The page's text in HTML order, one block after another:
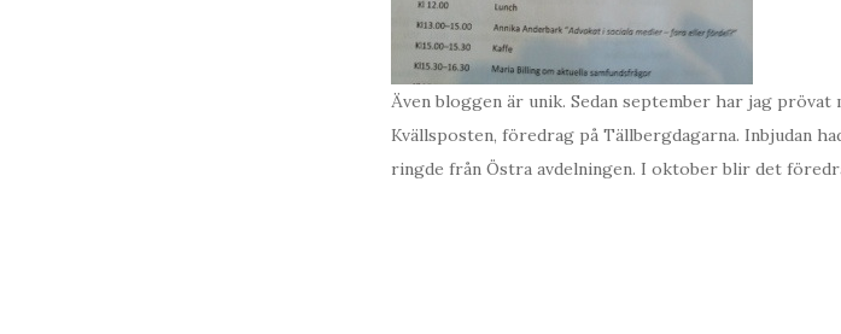
Även bloggen är unik. Sedan september har jag
Kvällsposten, föredrag på Tällbergdagarna. Inbjudan
ringde från Östra avdelningen. I oktober blir det